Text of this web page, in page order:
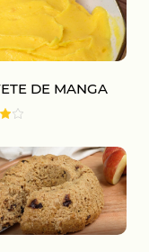
DE MANGA